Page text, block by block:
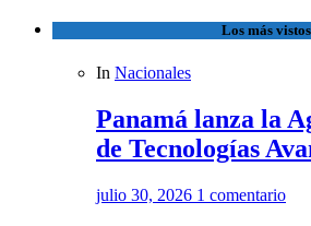
Los más vistos
In Nacionales
Panamá lanza la
de Tecnologías
julio 30, 2026 1 comentario